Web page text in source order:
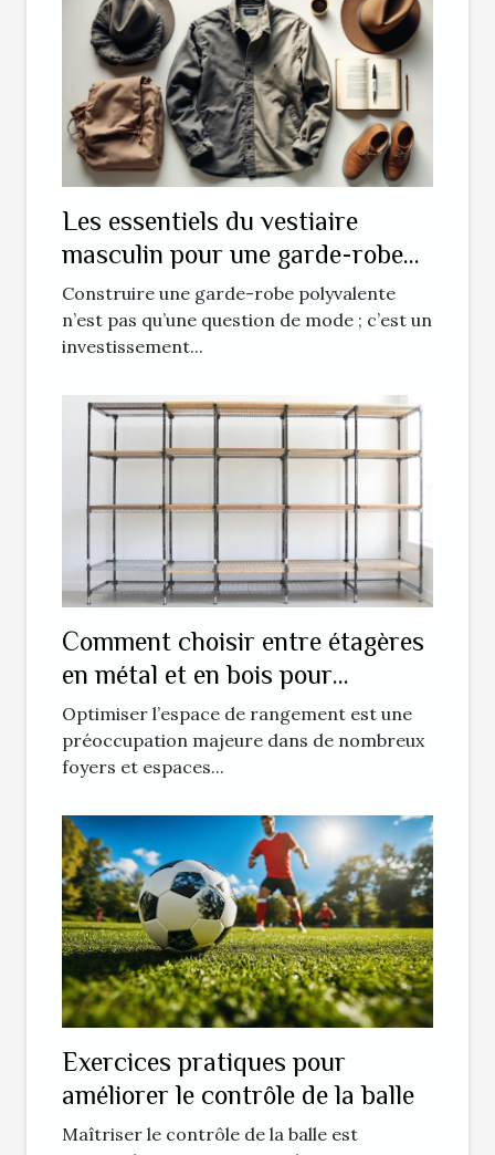
Les essentiels du vestiaire
masculin pour une garde-robe
polyvalente
Construire une garde-robe polyvalente
n’est pas qu’une question de mode ; c’est un
investissement...
Comment choisir entre étagères
en métal et en bois pour
optimiser l'espace ?
Optimiser l’espace de rangement est une
préoccupation majeure dans de nombreux
foyers et espaces...
Exercices pratiques pour
améliorer le contrôle de la balle
Maîtriser le contrôle de la balle est